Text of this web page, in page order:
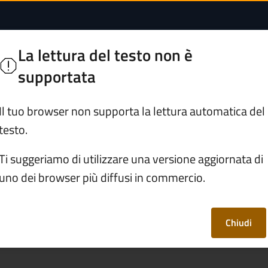
Maria Assunta a
dell'Adamello
Servizi Vivere il Comune
Parrocchiale di Sante Maria Assunta a Ponte
Maria Assunta
La lettura del testo non è
supportata
Il tuo browser non supporta la lettura automatica del
suggeriamo di utilizzare una versione aggiornata di
uno dei browser più diffusi in commercio.
Chiudi